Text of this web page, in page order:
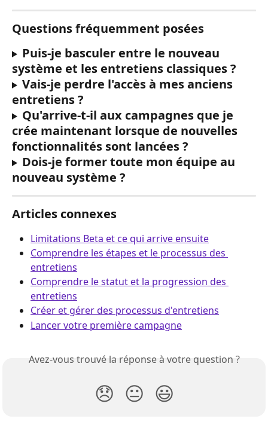
Questions fréquemment posées
Puis-je basculer entre le nouveau
système et les entretiens classiques ?
Vais-je perdre l'accès à mes anciens
entretiens ?
Qu'arrive-t-il aux campagnes que je
crée maintenant lorsque de nouvelles
fonctionnalités sont lancées ?
Dois-je former toute mon équipe au
nouveau système ?
Articles connexes
Limitations Beta et ce qui arrive ensuite
Comprendre les étapes et le processus des
entretiens
Comprendre le statut et la progression des
entretiens
Créer et gérer des processus d'entretiens
Lancer votre première campagne
Avez-vous trouvé la réponse à votre question ?
😞 😐 😃